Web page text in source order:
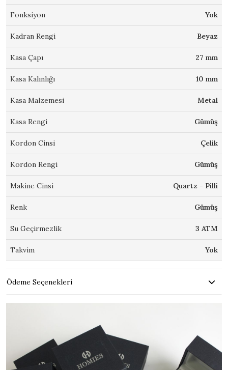
Fonksiyon Yok
Kadran Rengi Beyaz
Kasa Çapı 27 mm
Kasa Kalınlığı 10 mm
Kasa Malzemesi Metal
Kasa Rengi Gümüş
Kordon Cinsi Çelik
Kordon Rengi Gümüş
Makine Cinsi Quartz - Pilli
Renk Gümüş
Su Geçirmezlik 3 ATM
Takvim Yok
Ödeme Seçenekleri